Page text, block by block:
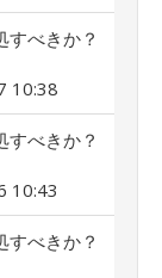
すべきか？
10:38
すべきか？
10:43
すべきか？